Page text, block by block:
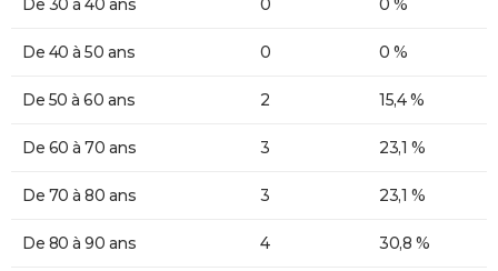
De 30 à 40 ans 0 0 %
De 40 à 50 ans 0 0 %
De 50 à 60 ans 2 15,4 %
De 60 à 70 ans 3 23,1 %
De 70 à 80 ans 3 23,1 %
De 80 à 90 ans 4 30,8 %